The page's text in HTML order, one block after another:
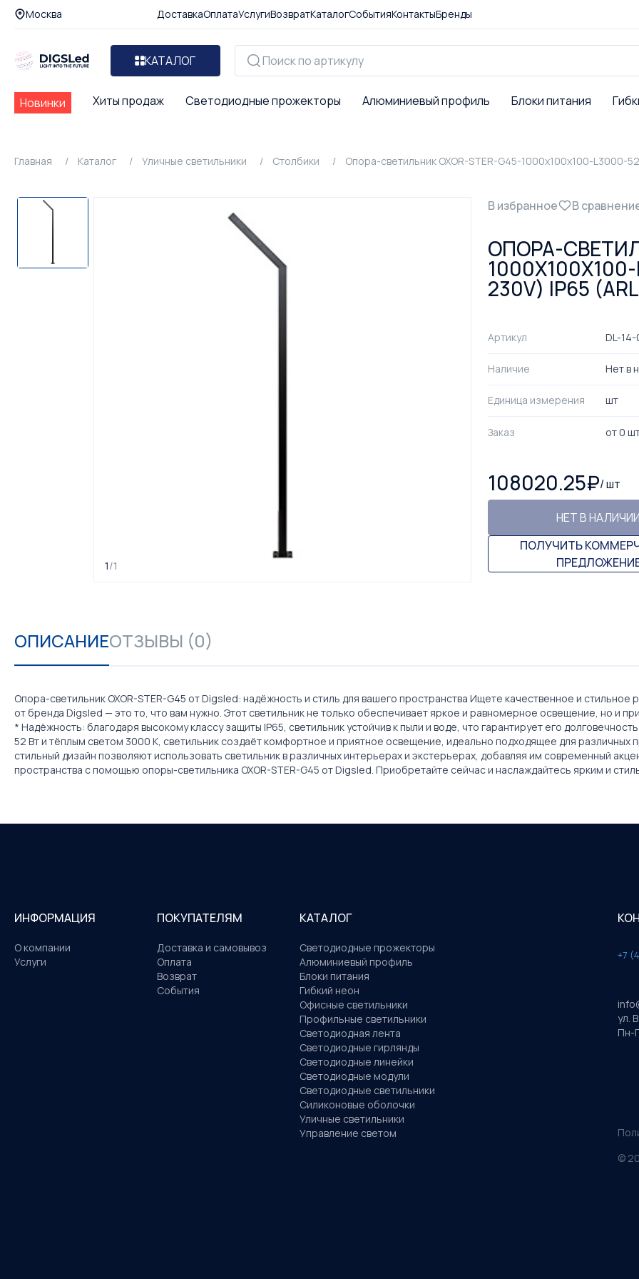
Москва ДоставкаОплатаУслугиВозвратКаталогСобытияКонтактыБренды
КАТАЛОГ
Новинки Хиты продаж Светодиодные прожекторы Алюминиевый профиль Блоки питания
Главная Каталог Уличные светильники Столбики Опора-светильник OXOR-STER-G45-1000x100x100-L3000-
1/1
В избранное В
ОПОРА-
230V) IP65
Артикул DL-
Наличие Нет в
Единица измерения шт
Заказ от0
108020.25₽/шт
НЕТ В НАЛИЧИИ
ПОЛУЧИТЬ
ОПИСАНИЕОТЗЫВЫ (0)
Опора-светильник OXOR-STER-G45 от Digsled: надёжность и стиль для вашего пространства Ищете качественное и
от бренда Digsled — это то, что вам нужно. Этот светильник не только обеспечивает яркое и равномерное освещение, но и
* Надёжность: благодаря высокому классу защиты IP65, светильник устойчив к пыли и воде, что гарантирует его
52 Вт и тёплым светом 3000 К, светильник создаёт комфортное и приятное освещение, идеально подходящее для различных
стильный дизайн позволяют использовать светильник в различных интерьерах и экстерьерах, добавляя им современный
пространства с помощью опоры-светильника OXOR-STER-G45 от Digsled. Приобретайте сейчас и наслаждайтесь ярким и
ИНФОРМАЦИЯ
О компании
Услуги
ПОКУПАТЕЛЯМ
Доставка и самовывоз
Оплата
Возврат
События
КАТАЛОГ
Светодиодные прожекторы
Алюминиевый профиль
Блоки питания
Гибкий неон
Офисные светильники
Профильные светильники
Светодиодная лента
Светодиодные гирлянды
Светодиодные линейки
Светодиодные модули
Светодиодные светильники
Силиконовые оболочки
Уличные светильники
Управление светом
+7
ул.
Пн-
©